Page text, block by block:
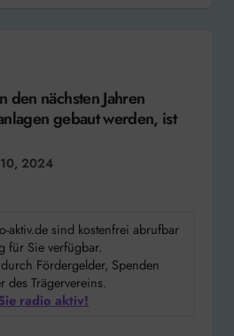
den nächsten Jahren
gebaut werden, ist
2024
aktiv.de sind kostenfrei abrufbar
für Sie verfügbar.
Fördergelder, Spenden
des Trägervereins.
radio aktiv!